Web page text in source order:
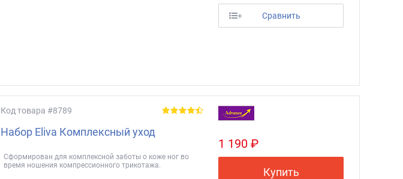
+ Сравнить
Код товара #8789
Набор Eliva Комплексный уход
Сформирован для комплексной заботы о коже ног во
время ношения компрессионного трикотажа.
1 190 ₽
Купить